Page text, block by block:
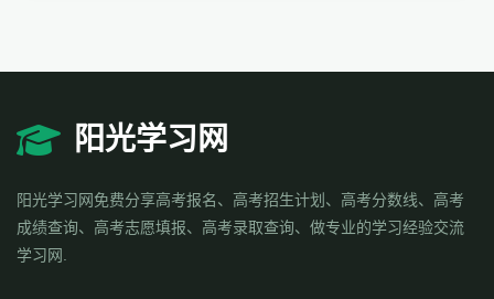
阳光学习网
阳光学习网免费分享高考报名、高考招生计划、高考分数线、高考
成绩查询、高考志愿填报、高考录取查询、做专业的学习经验交流
学习网.